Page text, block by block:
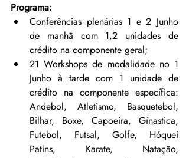
Programa:
Conferências plenárias 1 e 2 Junho
de manhã com 1,2 unidades de
crédito na componente geral;
21 Workshops de modalidade no 1
Junho à tarde com 1 unidade de
crédito na componente específica:
Andebol, Atletismo, Basquetebol,
Bilhar, Boxe, Capoeira, Gínastica,
Futebol, Futsal, Golfe, Hóquei
Patins, Karate, Natação,